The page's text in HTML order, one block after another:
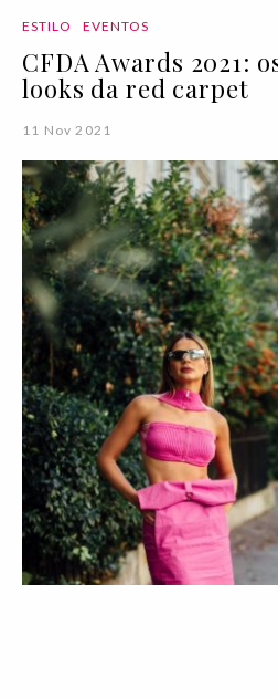
ESTILO EVENTOS
CFDA Awards 2021:
looks da red carpet
11 Nov 2021